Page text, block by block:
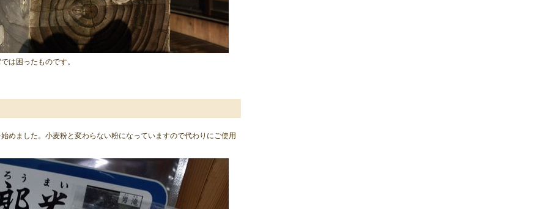
は困ったものです。
めました。小麦粉と変わらない粉になっていますので代わりにご使用